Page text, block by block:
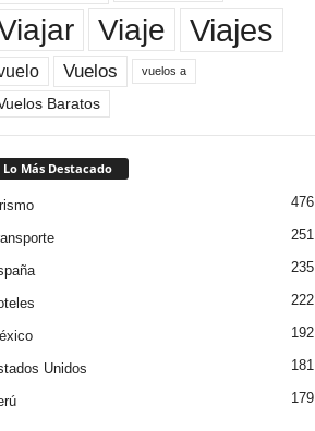
Viaje Viajes
Vuelos vuelos a
Baratos
Lo Más Destacado
476
251
235
222
192
Unidos 181
179